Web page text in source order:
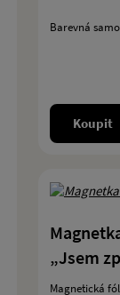
Barevná
Koupit
„Jsem
Magnetická